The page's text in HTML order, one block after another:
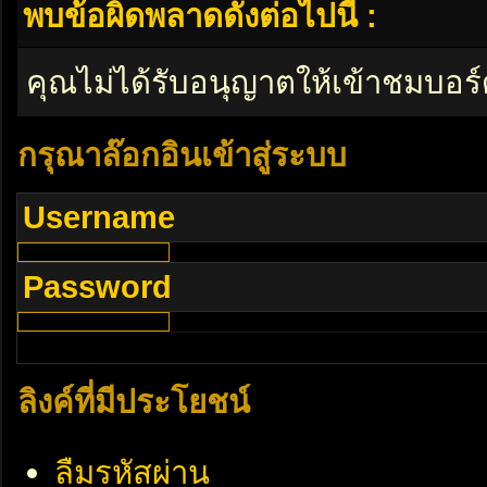
พบข้อผิดพลาดดังต่อไปนี้ :
คุณไม่ได้รับอนุญาตให้เข้าชมบอ
กรุณาล๊อกอินเข้าสู่ระบบ
Username
Password
ลิงค์ที่มีประโยชน์
ลืมรหัสผ่าน